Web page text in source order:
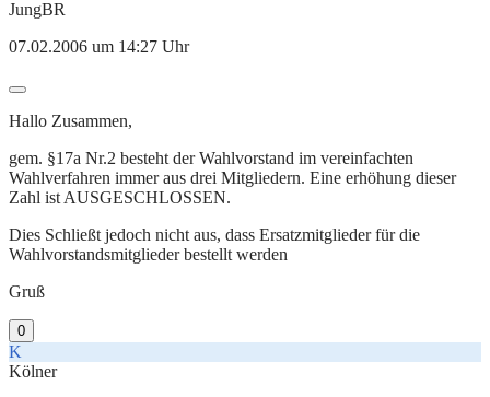
JungBR
07.02.2006 um 14:27 Uhr
Hallo Zusammen,
gem. §17a Nr.2 besteht der Wahlvorstand im vereinfachten
Wahlverfahren immer aus drei Mitgliedern. Eine erhöhung dieser
Zahl ist AUSGESCHLOSSEN.
Dies Schließt jedoch nicht aus, dass Ersatzmitglieder für die
Wahlvorstandsmitglieder bestellt werden
Gruß
0
K
Kölner